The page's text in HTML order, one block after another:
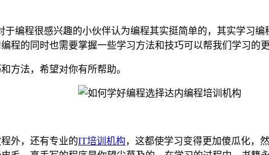
编程很感兴趣的小伙伴认为编程其实挺简单的，其实学习
程的同时也需要掌握一些学习方法和技巧可以帮我们学习的
方法，希望对你有所帮助。
外，还有专业的IT培训机构，这都使学习变得更加傻瓜化，